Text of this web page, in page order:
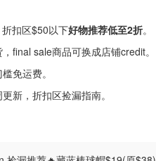
扣区$50以下好物推荐低至2折。
final sale商品可换成店铺credit。
免运费。
新，折扣区捡漏指南。